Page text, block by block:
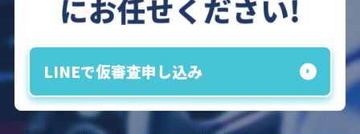
LINEで仮審査申し込み